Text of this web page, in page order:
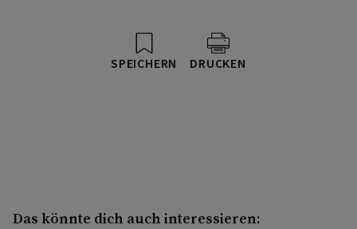
SPEICHERN DRUCKEN
Das könnte dich auch interessieren: